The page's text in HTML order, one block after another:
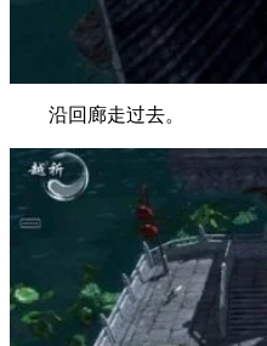
沿回廊走过去。